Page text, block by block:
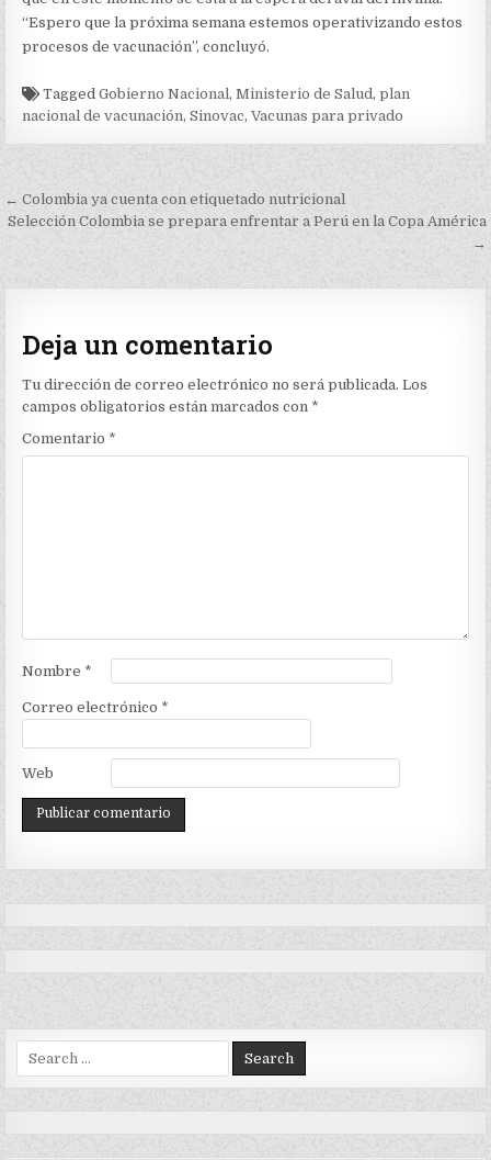
“Espero que la próxima semana estemos operativizando estos
procesos de vacunación”, concluyó.
TaggedGobierno Nacional,Ministerio de Salud,plan
nacional de vacunación,Sinovac,Vacunas para privado
Navegación
de
← Colombia ya cuenta con etiquetado nutricional
Selección Colombia se prepara enfrentar a Perú en la Copa América
→
Deja un comentario
Tu dirección de correo electrónico no será publicada. Los
campos obligatorios están marcados con *
Comentario *
Nombre *
Correo electrónico *
Web
Search
for: